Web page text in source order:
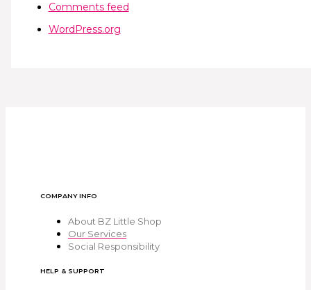
Comments feed
WordPress.org
COMPANY INFO
About BZ Little Shop
Our Services
Social Responsibility
HELP & SUPPORT